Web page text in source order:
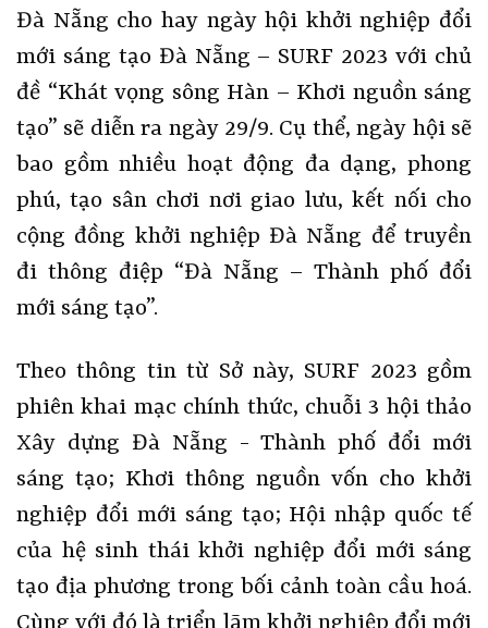
Đà Nẵng cho hay ngày hội khởi nghiệp đổi
mới sáng tạo Đà Nẵng – SURF 2023 với chủ
đề “Khát vọng sông Hàn – Khơi nguồn sáng
tạo” sẽ diễn ra ngày 29/9. Cụ thể, ngày hội sẽ
bao gồm nhiều hoạt động đa dạng, phong
phú, tạo sân chơi nơi giao lưu, kết nối cho
cộng đồng khởi nghiệp Đà Nẵng để truyền
đi thông điệp “Đà Nẵng – Thành phố đổi
mới sáng tạo”.
Theo thông tin từ Sở này, SURF 2023 gồm
phiên khai mạc chính thức, chuỗi 3 hội thảo
Xây dựng Đà Nẵng - Thành phố đổi mới
sáng tạo; Khơi thông nguồn vốn cho khởi
nghiệp đổi mới sáng tạo; Hội nhập quốc tế
của hệ sinh thái khởi nghiệp đổi mới sáng
tạo địa phương trong bối cảnh toàn cầu hoá.